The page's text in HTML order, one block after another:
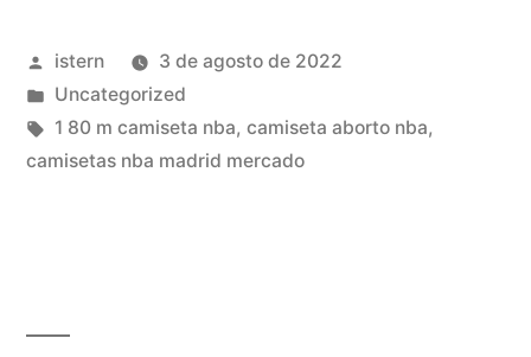
camiseta
nba
baratas
Publicado
por
istern
3 de agosto de 2022
Publicado
en
Uncategorized
Etiquetas:
1 80 m camiseta nba, camiseta aborto nba,
camisetas nba madrid mercado